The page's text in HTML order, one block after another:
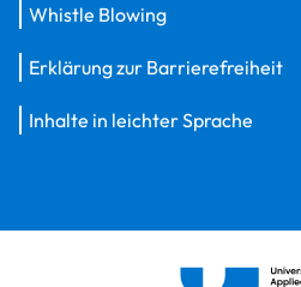
Whistle Blowing
Erklärung zur Barrierefreiheit
Inhalte in leichter Sprache